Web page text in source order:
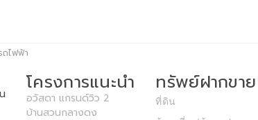
ไฟฟ้า
โครงการแนะนำ
อวัสดา แกรนด์วิว 2
บ้านสวนกลางดง
ทรัพย์ฝากขาย
ที่ดิน